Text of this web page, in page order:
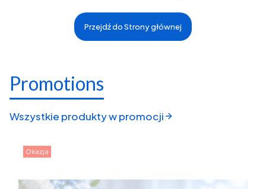
Przejdź do Strony głównej
Promotions
Wszystkie produkty w promocji
Okazja